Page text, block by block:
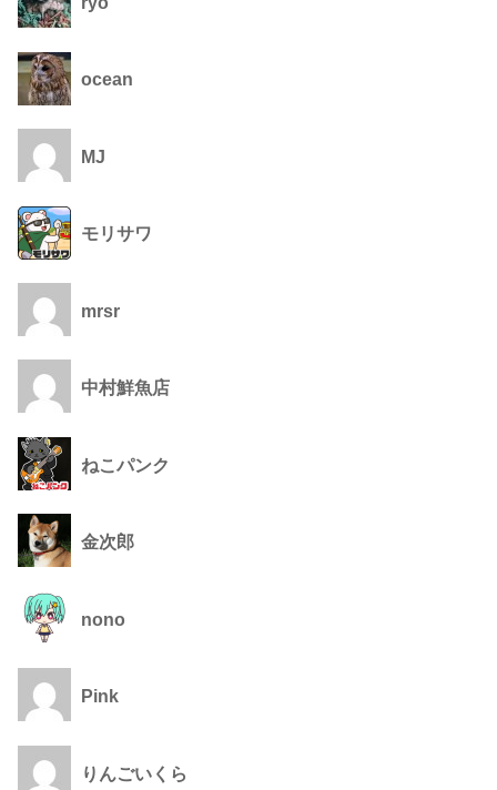
ocean
MJ
モリサワ
mrsr
中村鮮魚店
ねこパンク
金次郎
nono
Pink
りんごいくら